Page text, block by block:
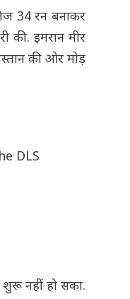
34 रन बनाकर
की. इमरान मीर
की ओर मोड़
DLS
नहीं हो सका.